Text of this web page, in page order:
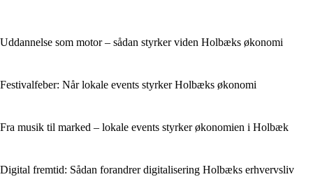
Uddannelse som motor – sådan styrker viden Holbæks økonomi
Festivalfeber: Når lokale events styrker Holbæks økonomi
Fra musik til marked – lokale events styrker økonomien i Holbæk
Digital fremtid: Sådan forandrer digitalisering Holbæks erhvervsliv